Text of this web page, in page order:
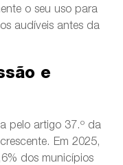
o seu uso para
audíveis antes da
e
pelo artigo 37.º da
Em 2025,
dos municípios